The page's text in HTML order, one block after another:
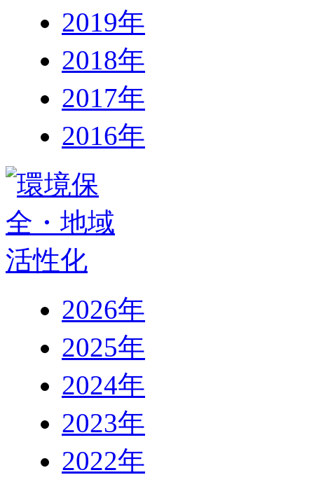
2019年
2018年
2017年
2016年
2026年
2025年
2024年
2023年
2022年